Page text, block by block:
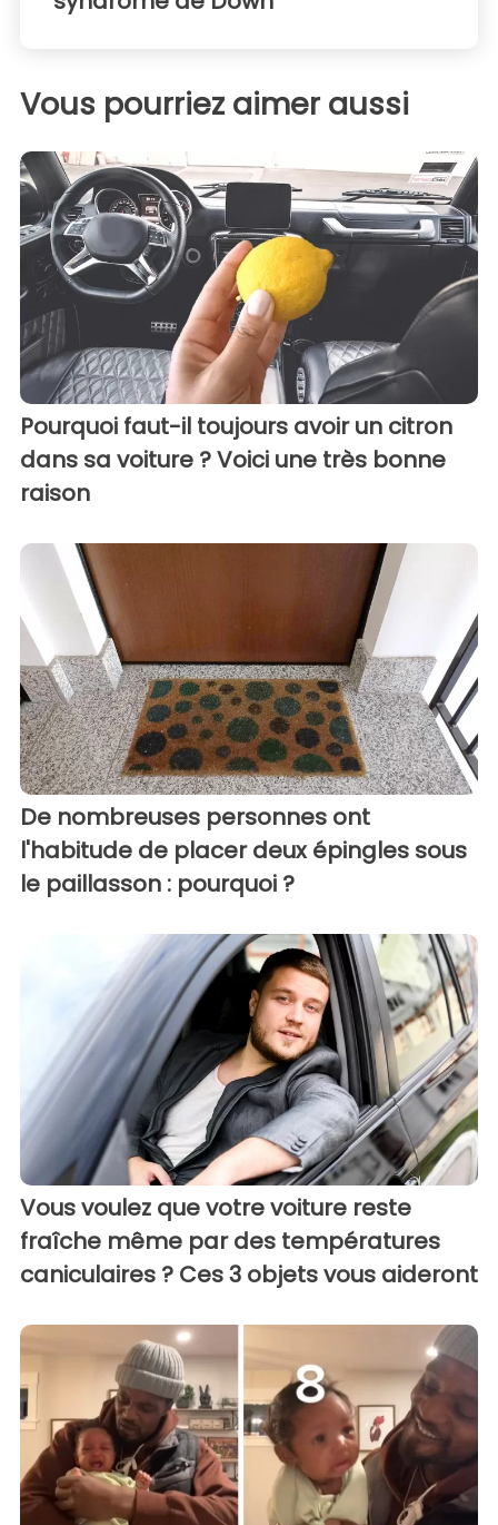
Vous pourriez aimer aussi
Pourquoi faut-il toujours avoir un citron
dans sa voiture ? Voici une très bonne
raison
De nombreuses personnes ont
l'habitude de placer deux épingles sous
le paillasson : pourquoi ?
Vous voulez que votre voiture reste
fraîche même par des températures
caniculaires ? Ces 3 objets vous aideront